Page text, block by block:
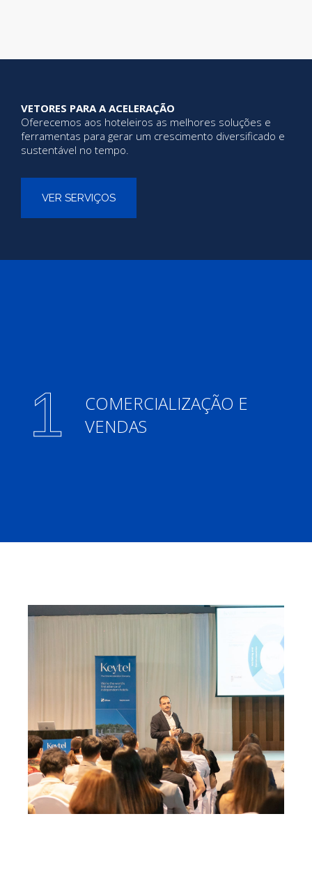
VETORES PARA A ACELERAÇÃO
Oferecemos aos hoteleiros as melhores soluções e
ferramentas para gerar um crescimento diversificado e
sustentável no tempo.
VER SERVIÇOS
COMERCIALIZAÇÃO E
VENDAS